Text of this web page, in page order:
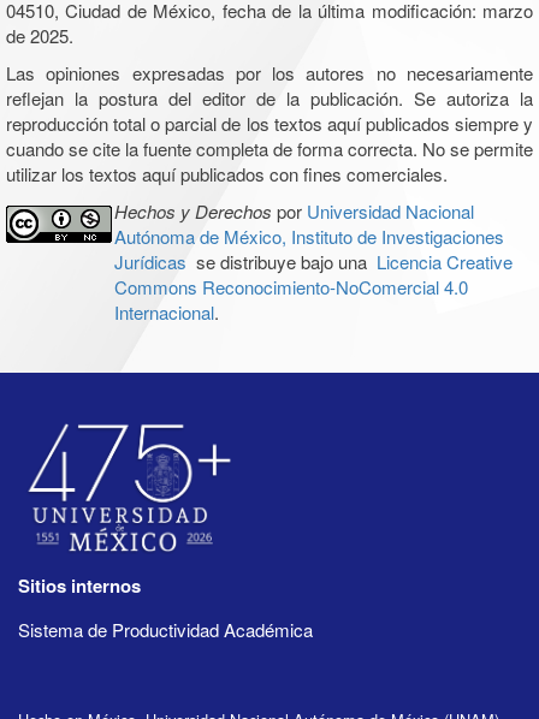
04510, Ciudad de México, fecha de la última modificación: marzo
de 2025.
Las opiniones expresadas por los autores no necesariamente
reflejan la postura del editor de la publicación. Se autoriza la
reproducción total o parcial de los textos aquí publicados siempre y
cuando se cite la fuente completa de forma correcta. No se permite
utilizar los textos aquí publicados con fines comerciales.
Hechos y Derechos por Universidad Nacional
Autónoma de México, Instituto de Investigaciones
Jurídicas se distribuye bajo una Licencia Creative
Commons Reconocimiento-NoComercial 4.0
Internacional.
Sitios internos
Sistema de Productividad Académica